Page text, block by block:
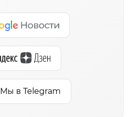
Мы в Telegram